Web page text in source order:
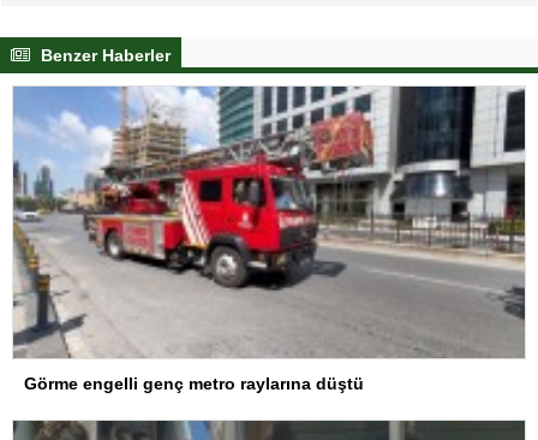
Benzer Haberler
Görme engelli genç metro raylarına düştü